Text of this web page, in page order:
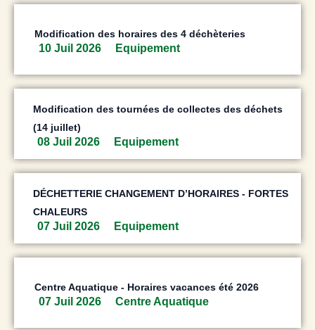
Modification des horaires des 4 déchèteries
10 Juil 2026 Equipement
Modification des tournées de collectes des déchets
(14 juillet)
08 Juil 2026 Equipement
DÉCHETTERIE CHANGEMENT D’HORAIRES - FORTES
CHALEURS
07 Juil 2026 Equipement
Centre Aquatique - Horaires vacances été 2026
07 Juil 2026 Centre Aquatique